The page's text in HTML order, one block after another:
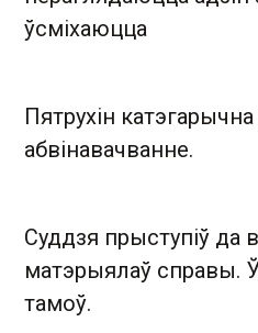
ўсміхаюцца
Пятрухін
абвінавачванне.
Суддзя прыступіў да
матэрыялаў справы.
тамоў.